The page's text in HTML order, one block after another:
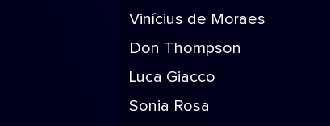
Vinícius de Moraes
Don Thompson
Luca Giacco
Sonia Rosa